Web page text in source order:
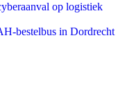
op logistiek
bestelbus in Dordrecht